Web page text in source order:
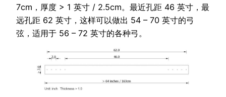
7cm，厚度 > 1 英寸 / 2.5cm。最近孔距 46 英寸，最
远孔距 62 英寸，这样可以做出 54 – 70 英寸的弓
弦，适用于 56 – 72 英寸的各种弓。